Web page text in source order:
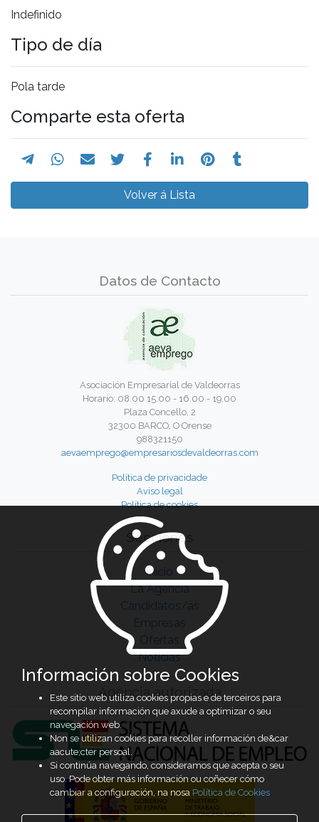
Indefinido
Tipo de día
Pola tarde
Comparte esta oferta
Volver á Lista
Datos de Contacto
Asociación Empresarial de Valdeorras
Horario: 08.00 15.00 - 16.00 - 19.00
Plaza Concello, 2
32300 BARCO, O Orense
988321150
aevaemprego@empresariosdevaldeorras.com
Política de privacidade
Aviso legal
Política de cookies
Secciones
Inicio
La Agencia
Candidatos/as
Empresas
Ofertas
Noticias
Agencia autorizada
Información sobre Cookies
Este sitio web utiliza cookies propias e de terceiros para
recompilar información que axude a optimizar o seu
navegación web.
Non se utilizan cookies para recoller información de&car
aacute;cter persoal.
Si continúa navegando, consideramos que acepta o seu
uso. Pode obter más información ou coñecer cómo
cambiar a configuración, na nosa Política de Cookies